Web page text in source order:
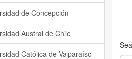
de Concepción
Austral de Chile
Católica de Valparaíso